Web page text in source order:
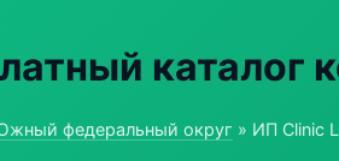
каталог
федеральный округ » ИП Clinic